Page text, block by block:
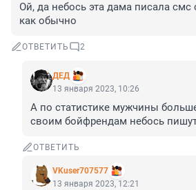
Ой, да небось эта дама писала смс
как обычно
ОТВЕТИТЬ 2
ДЕД
13 января 2023, 10:26
А по статистике мужчины
своим бойфрендам небось
ОТВЕТИТЬ
VKuser707577
13 января 2023, 12:21